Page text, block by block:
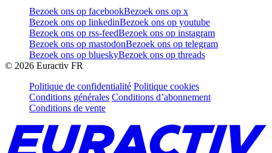
Bezoek ons op facebookBezoek ons op x
Bezoek ons op linkedinBezoek ons op youtube
Bezoek ons op rss-feedBezoek ons op instagram
Bezoek ons op mastodonBezoek ons op telegram
Bezoek ons op blueskyBezoek ons op threads
© 2026 Euractiv FR
Politique de confidentialité Politique cookies
Conditions générales Conditions d’abonnement
Conditions de vente